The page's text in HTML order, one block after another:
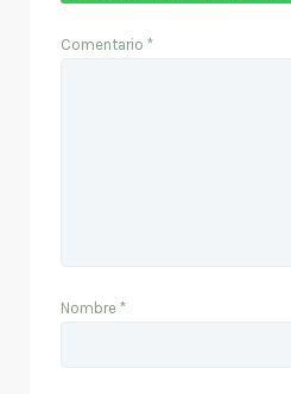
Comentario *
Nombre *